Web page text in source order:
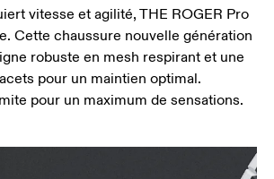
vitesse et agilité, THE ROGER Pro
Cette chaussure nouvelle génération
robuste en mesh respirant et une
pour un maintien optimal.
pour un maximum de sensations.